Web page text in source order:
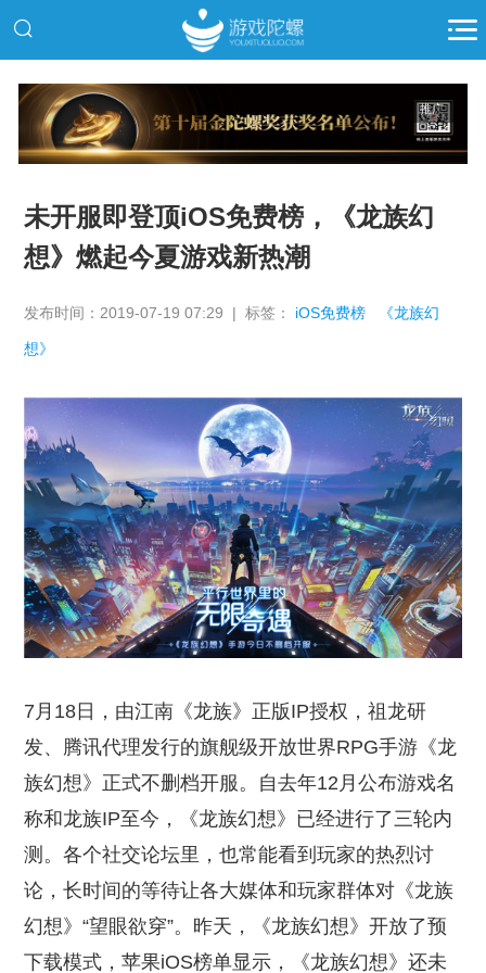
推广
未开服即登顶iOS免费榜，《龙族幻
想》燃起今夏游戏新热潮
发布时间：2019-07-19 07:29 | 标签： iOS免费榜 《龙族幻
想》
7月18日，由江南《龙族》正版IP授权，祖龙研
发、腾讯代理发行的旗舰级开放世界RPG手游《龙
族幻想》正式不删档开服。自去年12月公布游戏名
称和龙族IP至今，《龙族幻想》已经进行了三轮内
测。各个社交论坛里，也常能看到玩家的热烈讨
论，长时间的等待让各大媒体和玩家群体对《龙族
幻想》“望眼欲穿”。昨天，《龙族幻想》开放了预
下载模式，苹果iOS榜单显示，《龙族幻想》还未